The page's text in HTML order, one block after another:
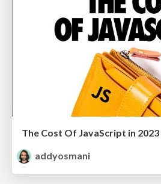
The Cost Of JavaScript in 2023
addyosmani